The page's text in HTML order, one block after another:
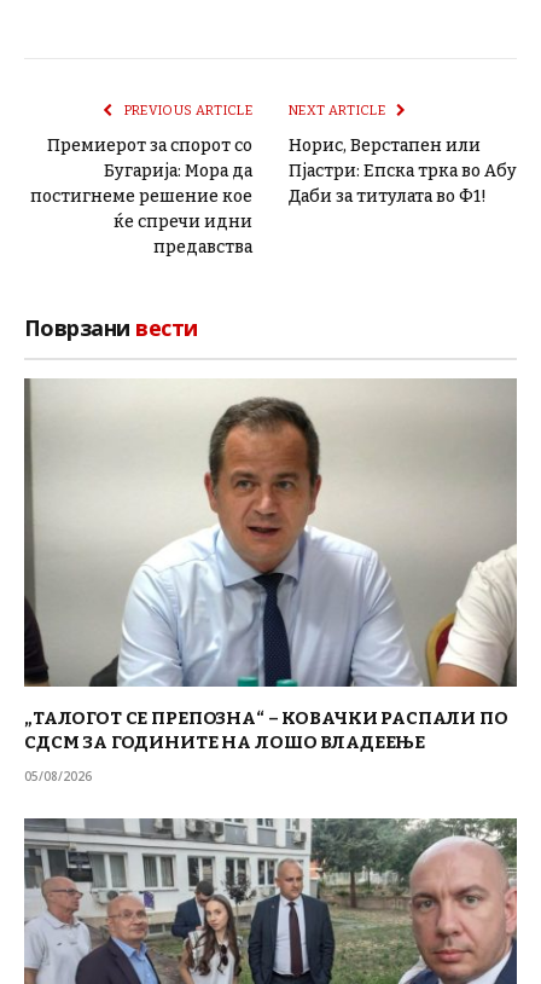
PREVIOUS ARTICLE
Премиерот за спорот со
Бугарија: Мора да
постигнеме решение кое
ќе спречи идни
предавства
NEXT ARTICLE
Норис, Верстапен или
Пјастри: Епска трка во Абу
Даби за титулата во Ф1!
Поврзани вести
„ТАЛОГОТ СЕ ПРЕПОЗНА“ – КОВАЧКИ РАСПАЛИ ПО
СДСМ ЗА ГОДИНИТЕ НА ЛОШО ВЛАДЕЕЊЕ
05/08/2026